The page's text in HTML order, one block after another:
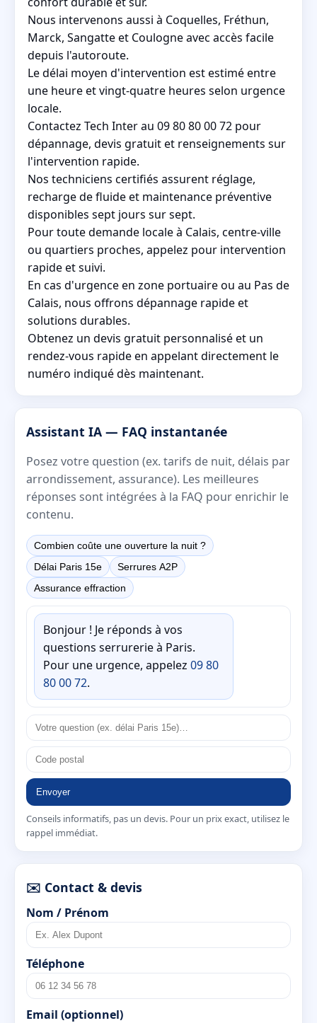
Nous intervenons aussi à Coquelles, Fréthun,
Marck, Sangatte et Coulogne avec accès facile
depuis l'autoroute.
Le délai moyen d'intervention est estimé entre
une heure et vingt-quatre heures selon urgence
locale.
Contactez Tech Inter au 09 80 80 00 72 pour
dépannage, devis gratuit et renseignements sur
l'intervention rapide.
Nos techniciens certifiés assurent réglage,
recharge de fluide et maintenance préventive
disponibles sept jours sur sept.
Pour toute demande locale à Calais, centre-ville
ou quartiers proches, appelez pour intervention
rapide et suivi.
En cas d'urgence en zone portuaire ou au Pas de
Calais, nous offrons dépannage rapide et
solutions durables.
Obtenez un devis gratuit personnalisé et un
rendez-vous rapide en appelant directement le
numéro indiqué dès maintenant.
Assistant IA — FAQ instantanée
Posez votre question (ex. tarifs de nuit, délais par
arrondissement, assurance). Les meilleures
réponses sont intégrées à la FAQ pour enrichir le
contenu.
Combien coûte une ouverture la nuit ?
Délai Paris 15e
Serrures A2P
Assurance effraction
Bonjour ! Je réponds à vos
questions serrurerie à Paris.
Pour une urgence, appelez 09 80
80 00 72.
Envoyer
Conseils informatifs, pas un devis. Pour un prix exact, utilisez le
rappel immédiat.
✉️ Contact & devis
Nom / Prénom
Téléphone
Email (optionnel)